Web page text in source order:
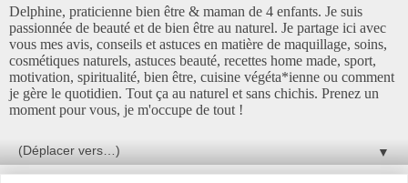
Delphine, praticienne bien être & maman de 4 enfants. Je suis
passionnée de beauté et de bien être au naturel. Je partage ici avec
vous mes avis, conseils et astuces en matière de maquillage, soins,
cosmétiques naturels, astuces beauté, recettes home made, sport,
motivation, spiritualité, bien être, cuisine végéta*ienne ou comment
je gère le quotidien. Tout ça au naturel et sans chichis. Prenez un
moment pour vous, je m'occupe de tout !
▼